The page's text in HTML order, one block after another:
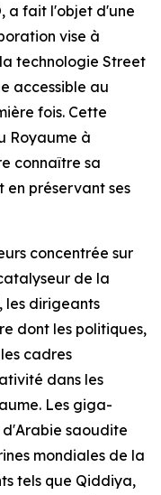
a fait l'objet d'une
vise à
technologie Street
accessible au
fois. Cette
Royaume à
connaître sa
en préservant ses
concentrée sur
de la
les dirigeants
dont les politiques,
cadres
dans les
Les giga-
d'Arabie saoudite
mondiales de la
tels que Qiddiya,